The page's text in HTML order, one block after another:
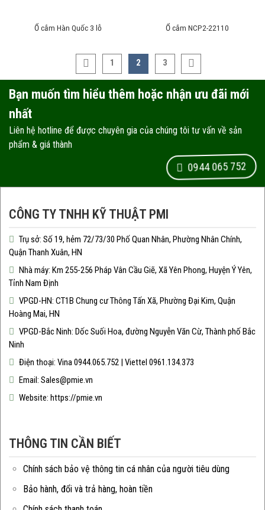
Ổ cắm Hàn Quốc 3 lỗ Ổ cắm NCP2-22110
1 2 3
Bạn muốn tìm hiểu thêm hoặc nhận ưu đãi mới
nhất
Liên hệ hotline để được chuyên gia của chúng tôi tư vấn về sản
phẩm & giá thành
0944 065 752
CÔNG TY TNHH KỸ THUẬT PMI
Trụ sở: Số 19, hẻm 72/73/30 Phố Quan Nhân, Phường Nhân Chính,
Quận Thanh Xuân, HN
Nhà máy: Km 255-256 Pháp Vân Cầu Giẽ, Xã Yên Phong, Huyện Ý Yên,
Tỉnh Nam Định
VPGD-HN: CT1B Chung cư Thông Tấn Xã, Phường Đại Kim, Quận
Hoàng Mai, HN
VPGD-Bắc Ninh: Dốc Suối Hoa, đường Nguyễn Văn Cừ, Thành phố Bắc
Ninh
Điện thoại: Vina 0944.065.752 | Viettel 0961.134.373
Email: Sales@pmie.vn
Website: https://pmie.vn
THÔNG TIN CẦN BIẾT
Chính sách bảo vệ thông tin cá nhân của người tiêu dùng
Bảo hành, đổi và trả hàng, hoàn tiền